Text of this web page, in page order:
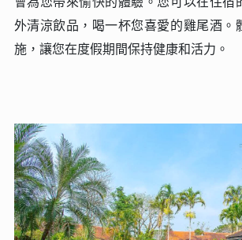
外清涼飲品，喝一杯您喜愛的雞尾酒。
施，讓您在度假期間保持健康和活力。